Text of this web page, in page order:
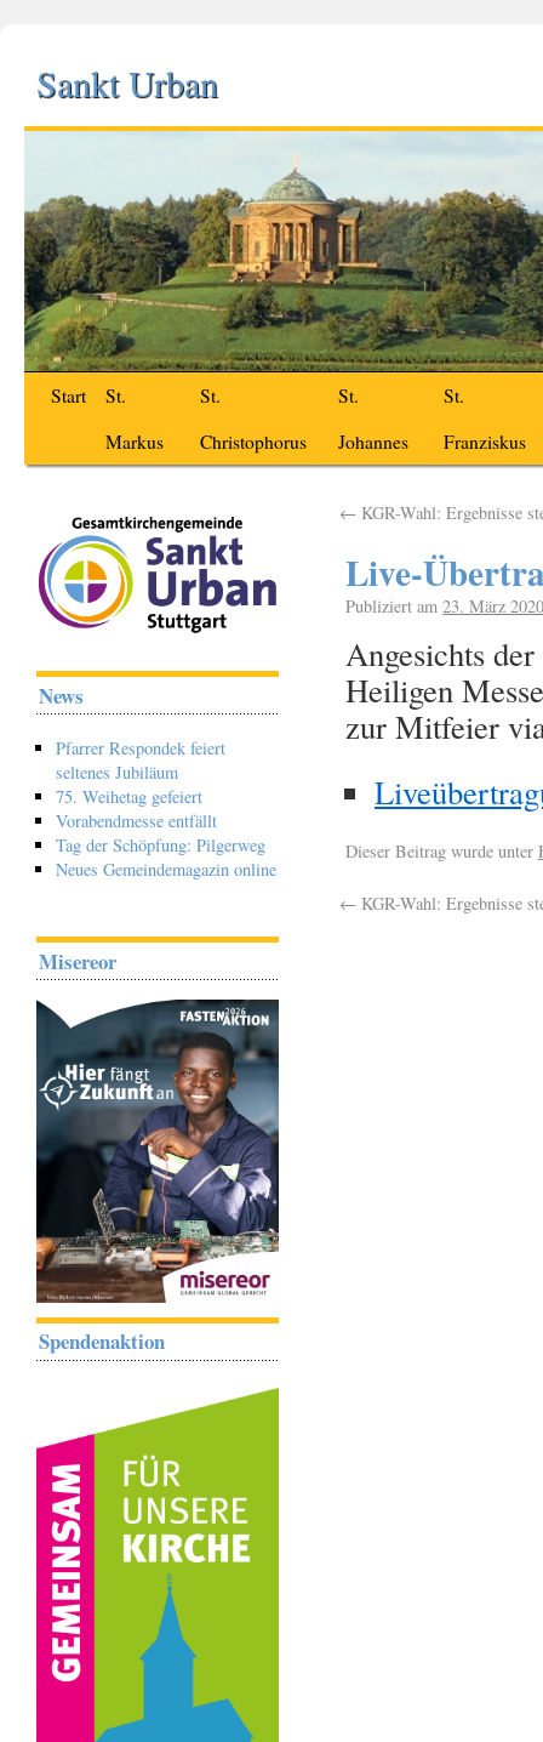
Sankt Urban
Start
St.
Markus
St.
Christophorus
St.
Johannes
St.
Franziskus
← KGR-Wahl: Ergebnisse
Live-
Publiziert am 23. März 2020
Angesichts
Heiligen
zur Mitfeier
Dieser Beitrag wurde unter
← KGR-Wahl: Ergebnisse
News
Pfarrer Respondek feiert
seltenes Jubiläum
75. Weihetag gefeiert
Vorabendmesse entfällt
Tag der Schöpfung: Pilgerweg
Neues Gemeindemagazin online
Misereor
Spendenaktion